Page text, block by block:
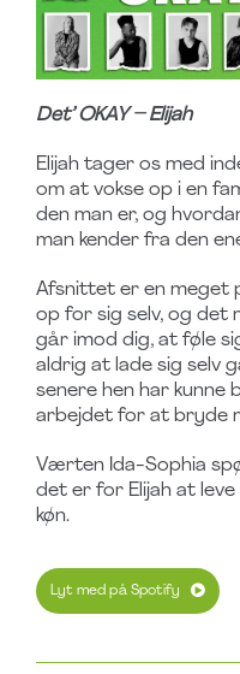
Det’ OKAY – Elijah
Elijah tager os med
om at vokse op i en
den man er, og
man kender fra den
Afsnittet er en meget
op for sig selv, og det
går imod dig, at føle
aldrig at lade sig selv
senere hen har kunne
arbejdet for at bryde
Værten Ida-Sophia
det er for Elijah at
køn.
Lyt med på Spotify